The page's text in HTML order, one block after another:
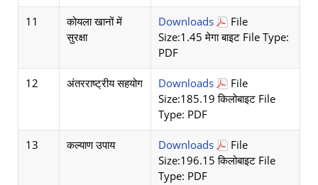
11
कोयला खानों में
सुरक्षा
Downloads
File
Size:1.45 मेगा बाइट File Type:
PDF
12 अंतरराष्ट्रीय सहयोग Downloads
File
Size:185.19 किलोबाइट File
Type: PDF
13 कल्याण उपाय Downloads
File
Size:196.15 किलोबाइट File
Type: PDF